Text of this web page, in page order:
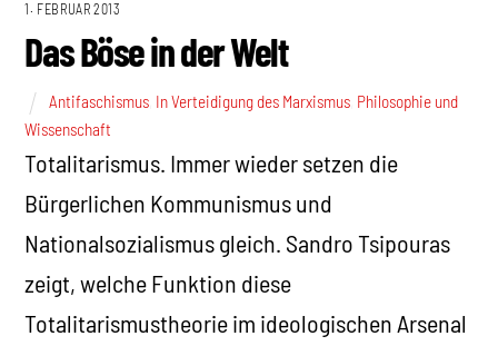
1. FEBRUAR 2013
Das Böse in der Welt
Antifaschismus In Verteidigung des Marxismus Philosophie und
Wissenschaft
Totalitarismus. Immer wieder setzen die
Bürgerlichen Kommunismus und
Nationalsozialismus gleich. Sandro Tsipouras
zeigt, welche Funktion diese
Totalitarismustheorie im ideologischen Arsenal